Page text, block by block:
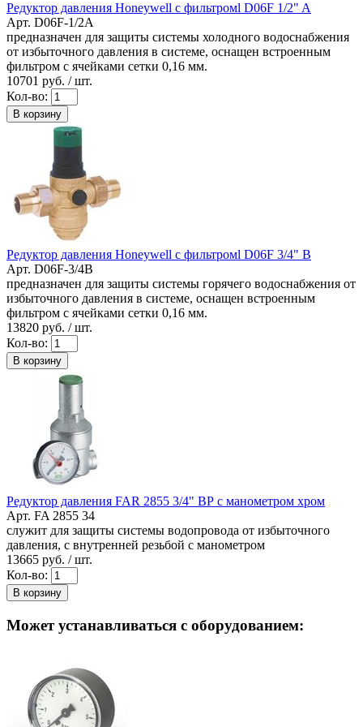
Редуктор давления Honeywell с фильтромl D06F 1/2" A
Арт. D06F-1/2A
предназначен для защиты системы холодного водоснабжения
от избыточного давления в системе, оснащен встроенным
фильтром с ячейками сетки 0,16 мм.
10701 руб. / шт.
Кол-во:
В корзину
Редуктор давления Honeywell с фильтромl D06F 3/4" B
Арт. D06F-3/4B
предназначен для защиты системы горячего водоснабжения от
избыточного давления в системе, оснащен встроенным
фильтром с ячейками сетки 0,16 мм.
13820 руб. / шт.
Кол-во:
В корзину
Редуктор давления FAR 2855 3/4" ВР с манометром хром
Арт. FA 2855 34
служит для защиты системы водопровода от избыточного
давления, с внутренней резьбой с манометром
13665 руб. / шт.
Кол-во:
В корзину
Может устанавливаться с оборудованием: